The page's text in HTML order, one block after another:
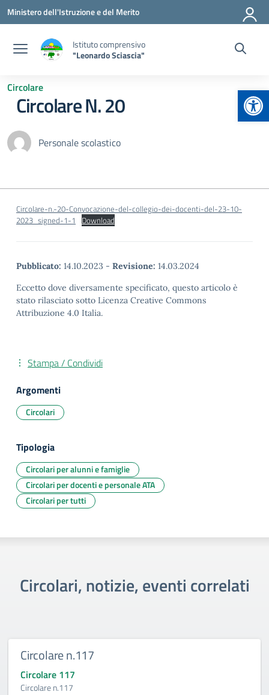
Vai ai contenuti
Vai al menu di navigazione
Vai al footer
Ministero dell'Istruzione e del Merito
Istituto comprensivo
"Leonardo Sciascia"
Circolare
Circolare N. 20
Personale scolastico
Circolare-n.-20-Convocazione-del-collegio-dei-docenti-del-23-10-
2023_signed-1-1
Download
Pubblicato: 14.10.2023 - Revisione: 14.03.2024
Eccetto dove diversamente specificato, questo articolo è
stato rilasciato sotto Licenza Creative Commons
Attribuzione 4.0 Italia.
Stampa / Condividi
Argomenti
Circolari
Tipologia
Circolari per alunni e famiglie
Circolari per docenti e personale ATA
Circolari per tutti
Circolari, notizie, eventi correlati
Circolare n.117
Circolare 117
Circolare n.117